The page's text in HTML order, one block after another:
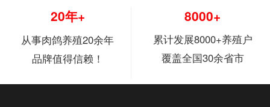
20年+
从事肉鸽养殖20余年
品牌值得信赖！
8000+
累计发展8000+养殖户
覆盖全国30余省市